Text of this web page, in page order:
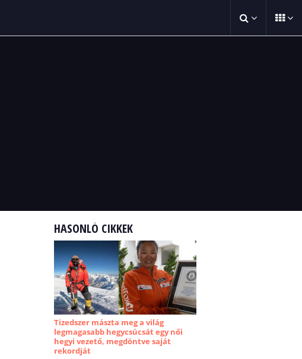
HASONLÓ CIKKEK
Tizedszer mászta meg a világ
legmagasabb hegycsúcsát egy női
hegyi vezető, megdöntve saját
rekordját